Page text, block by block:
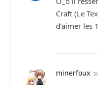
Craft (Le
d’aimer les
minerfoux